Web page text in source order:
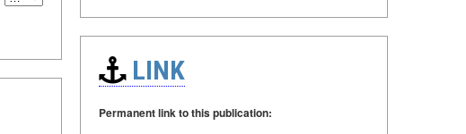
LINK
Permanent link to this publication: